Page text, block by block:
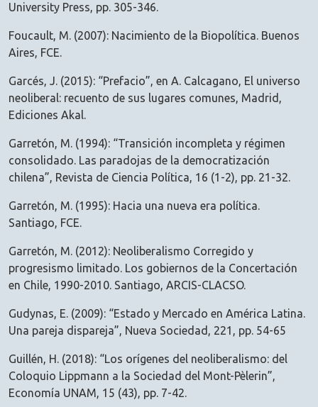
University Press, pp. 305-346.
Foucault, M. (2007): Nacimiento de la Biopolítica. Buenos
Aires, FCE.
Garcés, J. (2015): “Prefacio”, en A. Calcagano, El universo
neoliberal: recuento de sus lugares comunes, Madrid,
Ediciones Akal.
Garretón, M. (1994): “Transición incompleta y régimen
consolidado. Las paradojas de la democratización
chilena”, Revista de Ciencia Política, 16 (1-2), pp. 21-32.
Garretón, M. (1995): Hacia una nueva era política.
Santiago, FCE.
Garretón, M. (2012): Neoliberalismo Corregido y
progresismo limitado. Los gobiernos de la Concertación
en Chile, 1990-2010. Santiago, ARCIS-CLACSO.
Gudynas, E. (2009): “Estado y Mercado en América Latina.
Una pareja dispareja”, Nueva Sociedad, 221, pp. 54-65
Guillén, H. (2018): “Los orígenes del neoliberalismo: del
Coloquio Lippmann a la Sociedad del Mont-Pèlerin”,
Economía UNAM, 15 (43), pp. 7-42.